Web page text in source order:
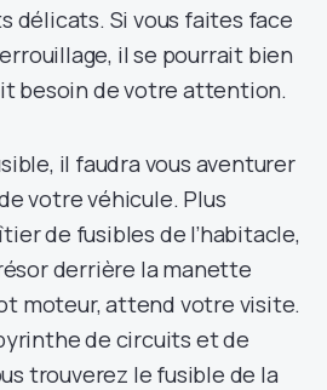
délicats. Si vous faites face
il se pourrait bien
besoin de votre attention.
il faudra vous aventurer
votre véhicule. Plus
de fusibles de l’habitacle,
derrière la manette
moteur, attend votre visite.
de circuits et de
trouverez le fusible de la